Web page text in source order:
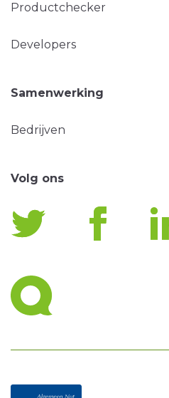
Productchecker
Developers
Samenwerking
Bedrijven
Volg ons